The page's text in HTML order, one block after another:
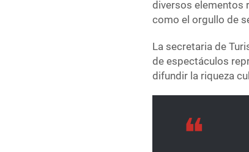
diversos elementos
como el orgullo de
La secretaria de
de espectáculos
difundir la riqueza